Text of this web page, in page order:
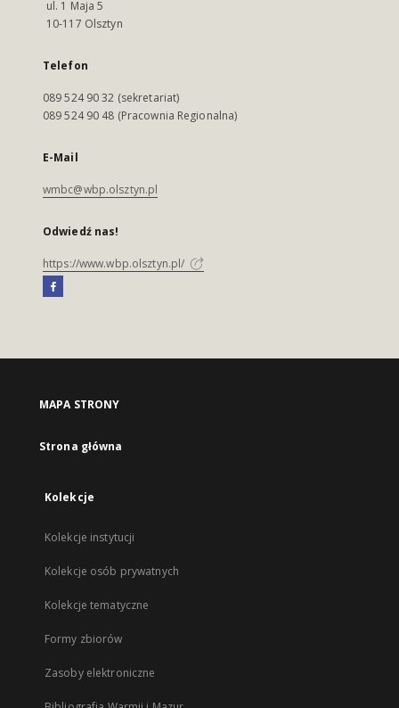
ul. 1 Maja 5
10-117 Olsztyn
Telefon
089 524 90 32 (sekretariat)
089 524 90 48 (Pracownia Regionalna)
E-Mail
wmbc@wbp.olsztyn.pl
Odwiedź nas!
https://www.wbp.olsztyn.pl/
MAPA STRONY
Strona główna
Kolekcje
Kolekcje instytucji
Kolekcje osób prywatnych
Kolekcje tematyczne
Formy zbiorów
Zasoby elektroniczne